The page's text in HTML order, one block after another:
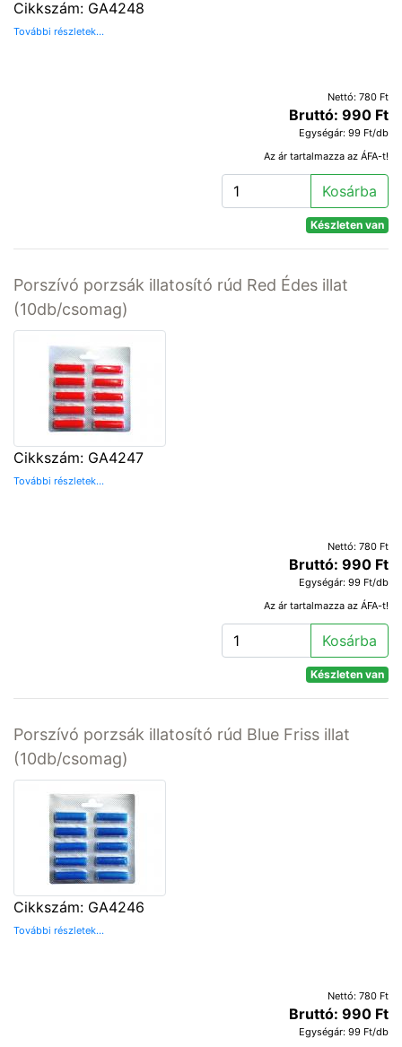
Cikkszám: GA4248
További részletek...
Nettó: 780 Ft
Bruttó: 990 Ft
Egységár: 99 Ft/db
Az ár tartalmazza az ÁFA-t!
Kosárba
Készleten van
Porszívó porzsák illatosító rúd Red Édes illat
(10db/csomag)
Cikkszám: GA4247
További részletek...
Nettó: 780 Ft
Bruttó: 990 Ft
Egységár: 99 Ft/db
Az ár tartalmazza az ÁFA-t!
Kosárba
Készleten van
Porszívó porzsák illatosító rúd Blue Friss illat
(10db/csomag)
Cikkszám: GA4246
További részletek...
Nettó: 780 Ft
Bruttó: 990 Ft
Egységár: 99 Ft/db